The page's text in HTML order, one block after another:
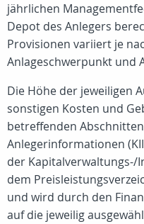
jährlichen
Depot des Anlegers
Provisionen variiert je
Anlageschwerpunkt und
Die Höhe der jeweiligen
sonstigen Kosten und
betreffenden
Anlegerinformationen
der Kapitalverwaltungs-/
dem
und wird durch den
auf die jeweilig